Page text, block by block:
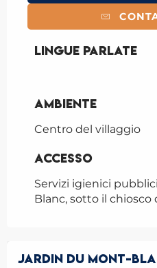
Lingue parlate
Lingue parlate
Ambiente
Ambiente
Centro del villaggio
Accesso
Accesso
Servizi igienici
Blanc, sotto il chiosco
JARDIN DU MONT-